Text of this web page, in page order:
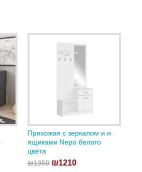
Прихожая с зеркалом и и
ящиками Nepo белого
цвета
₪1350 ₪1210